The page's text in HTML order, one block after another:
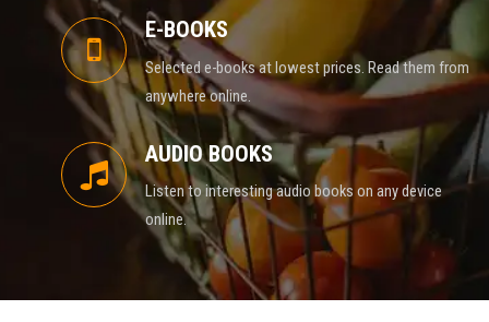
E-BOOKS
Selected e-books at lowest prices. Read them from
anywhere online.
AUDIO BOOKS
Listen to interesting audio books on any device
online.